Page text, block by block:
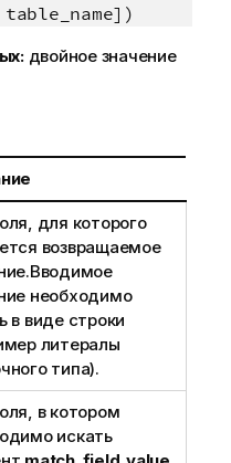
двойное значение
для которого
возвращаемое
необходимо
в виде строки
литералы
типа).
в котором
искать